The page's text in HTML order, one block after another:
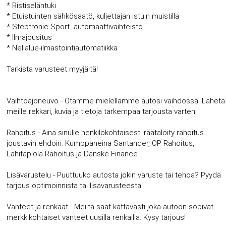
* Ristiseläntuki
* Etuistuinten sähkösäätö, kuljettajan istuin muistilla
* Steptronic Sport -automaattivaihteisto
* Ilmajousitus
* Nelialue-ilmastointiautomatiikka
Tarkista varusteet myyjältä!
Vaihtoajoneuvo - Otamme mielellämme autosi vaihdossa. Lähetä
meille rekkari, kuvia ja tietoja tarkempaa tarjousta varten!
Rahoitus - Aina sinulle henkilökohtaisesti räätälöity rahoitus
joustavin ehdoin. Kumppaneina Santander, OP Rahoitus,
Lähitapiola Rahoitus ja Danske Finance
Lisävarustelu - Puuttuuko autosta jokin varuste tai tehoa? Pyydä
tarjous optimoinnista tai lisävarusteesta
Vanteet ja renkaat - Meiltä saat kattavasti joka autoon sopivat
merkkikohtaiset vanteet uusilla renkailla. Kysy tarjous!